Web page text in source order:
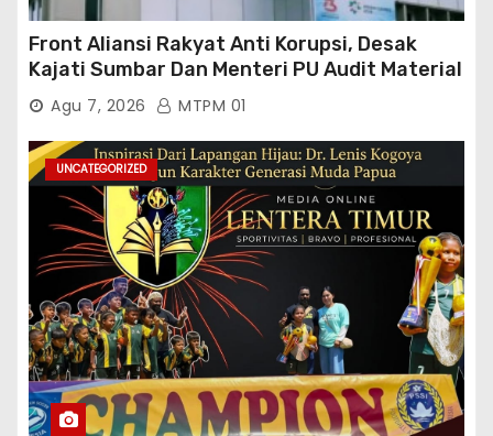
Front Aliansi Rakyat Anti Korupsi, Desak
Kajati Sumbar Dan Menteri PU Audit Material
PT. Brantas Abipraya Kontrak No :
06.Nopember 2025 s.d 31 Maret 2026
Sumber Dana: APBN Nilai Kontrak : Rp
76.130.630.000.00,- Diduga Ka.Balai BWSS V
Padang Tutup Mata
Agu 7, 2026 MTPM 01
UNCATEGORIZED